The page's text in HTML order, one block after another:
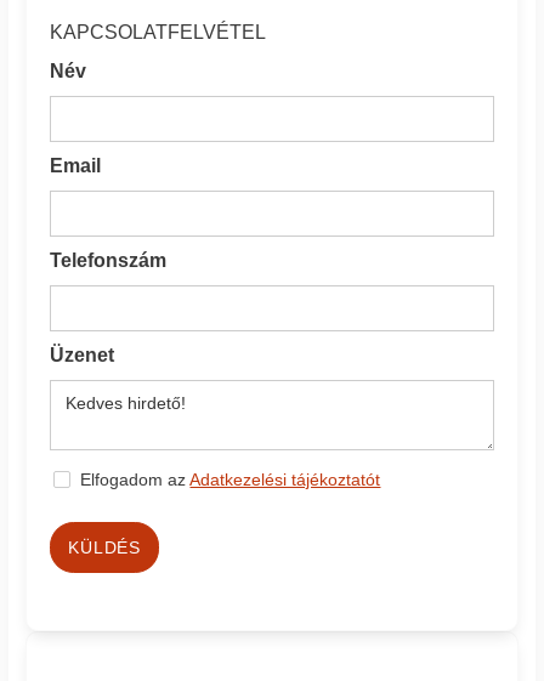
KAPCSOLATFELVÉTEL
Név
Email
Telefonszám
Üzenet
Elfogadom azAdatkezelési tájékoztatót
KÜLDÉS